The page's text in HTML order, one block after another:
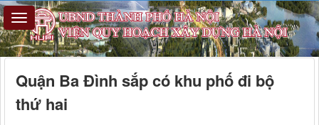
Quận Ba Đình sắp có khu phố đi bộ
thứ hai